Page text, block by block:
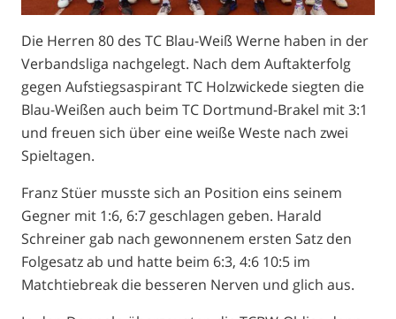
Die Herren 80 des TC Blau-Weiß Werne haben in der
Verbandsliga nachgelegt. Nach dem Auftakterfolg
gegen Aufstiegsaspirant TC Holzwickede siegten die
Blau-Weißen auch beim TC Dortmund-Brakel mit 3:1
und freuen sich über eine weiße Weste nach zwei
Spieltagen.
Franz Stüer musste sich an Position eins seinem
Gegner mit 1:6, 6:7 geschlagen geben. Harald
Schreiner gab nach gewonnenem ersten Satz den
Folgesatz ab und hatte beim 6:3, 4:6 10:5 im
Matchtiebreak die besseren Nerven und glich aus.